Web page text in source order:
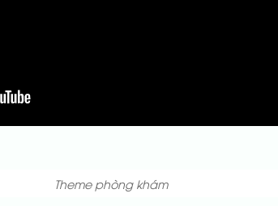
Theme phòng khám